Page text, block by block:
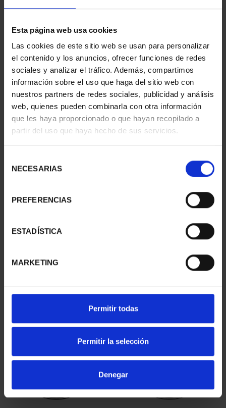
Esta página web usa cookies
Las cookies de este sitio web se usan para personalizar
el contenido y los anuncios, ofrecer funciones de redes
sociales y analizar el tráfico. Además, compartimos
información sobre el uso que haga del sitio web con
nuestros partners de redes sociales, publicidad y análisis
web, quienes pueden combinarla con otra información
que les haya proporcionado o que hayan recopilado a
partir del uso que haya hecho de sus servicios.
NECESARIAS
PREFERENCIAS
ESTADÍSTICA
MARKETING
Permitir todas
Permitir la selección
Denegar
CAPITALES ESPAÑOLAS
- BARCELONA
73,00 €
CAPITALES ESPAÑOLAS
- CEUTA
73,00 €
CAPITALES ESPAÑOLAS
CAPITALES ESPAÑOLAS
- PAMPLONA